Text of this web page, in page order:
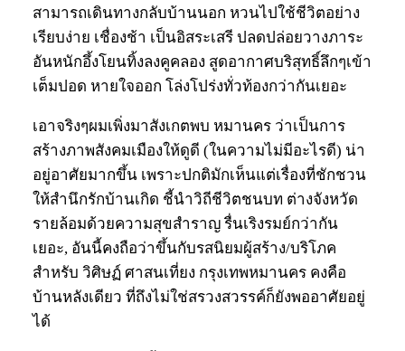
สามารถเดินทางกลับบ้านนอก หวนไปใช้ชีวิตอย่าง
เรียบง่าย เชื่องช้า เป็นอิสระเสรี ปลดปล่อยวางภาระ
อันหนักอึ้งโยนทิ้งลงคูคลอง สูดอากาศบริสุทธิ์ลึกๆเข้า
เต็มปอด หายใจออก โล่งโปร่งทั่วท้องกว่ากันเยอะ
เอาจริงๆผมเพิ่งมาสังเกตพบ หมานคร ว่าเป็นการ
สร้างภาพสังคมเมืองให้ดูดี (ในความไม่มีอะไรดี) น่า
อยู่อาศัยมากขึ้น เพราะปกติมักเห็นแต่เรื่องที่ชักชวน
ให้สำนึกรักบ้านเกิด ชี้นำวิถีชีวิตชนบท ต่างจังหวัด
รายล้อมด้วยความสุขสำราญ รื่นเริงรมย์กว่ากัน
เยอะ, อันนี้คงถือว่าขึ้นกับรสนิยมผู้สร้าง/บริโภค
สำหรับ วิศิษฏ์ ศาสนเที่ยง กรุงเทพหมานคร คงคือ
บ้านหลังเดียว ที่ถึงไม่ใช่สรวงสวรรค์ก็ยังพออาศัยอยู่
ได้